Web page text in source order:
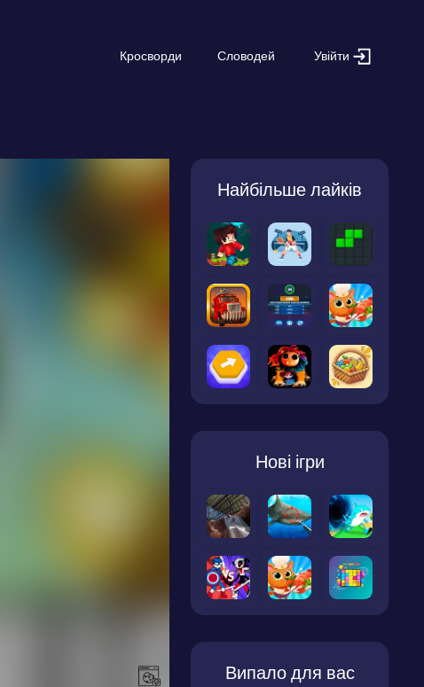
Кросворди Словодей Увійти
Найбільше лайків
Нові ігри
Випало для вас